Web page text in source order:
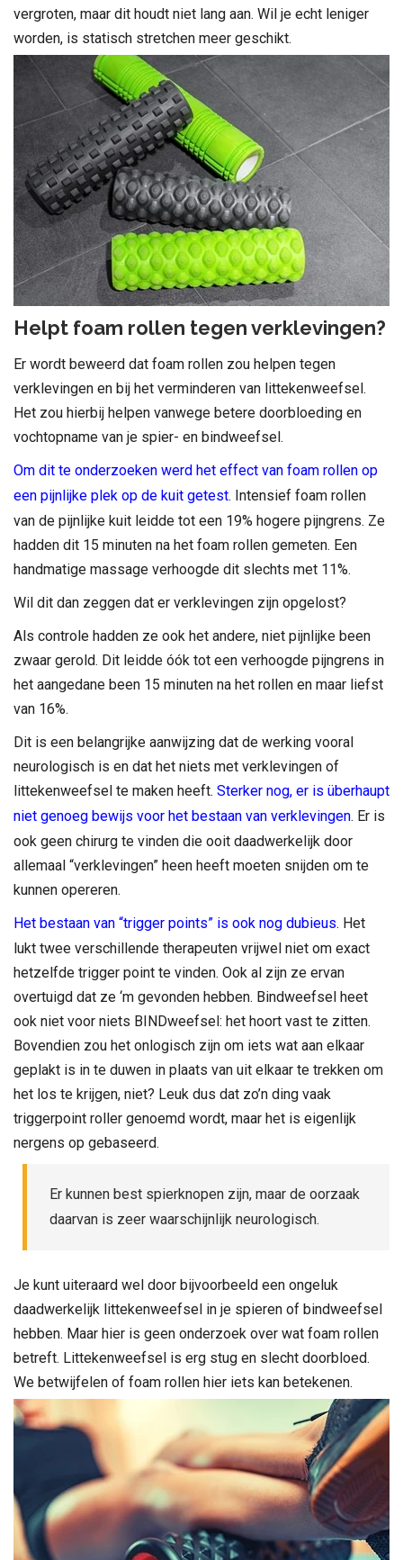
vergroten, maar dit houdt niet lang aan. Wil je echt leniger
worden, is statisch stretchen meer geschikt.
Helpt foam rollen tegen verklevingen?
Er wordt beweerd dat foam rollen zou helpen tegen
verklevingen en bij het verminderen van littekenweefsel.
Het zou hierbij helpen vanwege betere doorbloeding en
vochtopname van je spier- en bindweefsel.
Om dit te onderzoeken werd het effect van foam rollen op
een pijnlijke plek op de kuit getest. Intensief foam rollen
van de pijnlijke kuit leidde tot een 19% hogere pijngrens. Ze
hadden dit 15 minuten na het foam rollen gemeten. Een
handmatige massage verhoogde dit slechts met 11%.
Wil dit dan zeggen dat er verklevingen zijn opgelost?
Als controle hadden ze ook het andere, niet pijnlijke been
zwaar gerold. Dit leidde óók tot een verhoogde pijngrens in
het aangedane been 15 minuten na het rollen en maar liefst
van 16%.
Dit is een belangrijke aanwijzing dat de werking vooral
neurologisch is en dat het niets met verklevingen of
littekenweefsel te maken heeft. Sterker nog, er is überhaupt
niet genoeg bewijs voor het bestaan van verklevingen. Er is
ook geen chirurg te vinden die ooit daadwerkelijk door
allemaal “verklevingen” heen heeft moeten snijden om te
kunnen opereren.
Het bestaan van “trigger points” is ook nog dubieus. Het
lukt twee verschillende therapeuten vrijwel niet om exact
hetzelfde trigger point te vinden. Ook al zijn ze ervan
overtuigd dat ze ‘m gevonden hebben. Bindweefsel heet
ook niet voor niets BINDweefsel: het hoort vast te zitten.
Bovendien zou het onlogisch zijn om iets wat aan elkaar
geplakt is in te duwen in plaats van uit elkaar te trekken om
het los te krijgen, niet? Leuk dus dat zo’n ding vaak
triggerpoint roller genoemd wordt, maar het is eigenlijk
nergens op gebaseerd.
Er kunnen best spierknopen zijn, maar de oorzaak
daarvan is zeer waarschijnlijk neurologisch.
Je kunt uiteraard wel door bijvoorbeeld een ongeluk
daadwerkelijk littekenweefsel in je spieren of bindweefsel
hebben. Maar hier is geen onderzoek over wat foam rollen
betreft. Littekenweefsel is erg stug en slecht doorbloed.
We betwijfelen of foam rollen hier iets kan betekenen.